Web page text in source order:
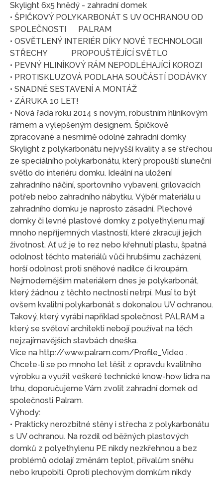
Skylight 6x5 hnědý - zahradní domek
• ŠPIČKOVÝ POLYKARBONÁT S UV OCHRANOU OD
SPOLEČNOSTI PALRAM
• OSVĚTLENÝ INTERIÉR DÍKY NOVÉ TECHNOLOGII
STŘECHY PROPOUŠTĚJÍCÍ SVĚTLO
• PEVNÝ HLINÍKOVÝ RÁM NEPODLÉHAJÍCÍ KOROZI
• PROTISKLUZOVÁ PODLAHA SOUČÁSTÍ DODÁVKY
• SNADNÉ SESTAVENÍ A MONTÁŽ
• ZÁRUKA 10 LET!
• Nová řada roku 2014 s novým, robustním hliníkovým
rámem a vylepšeným designem. Špičkově
zpracované a nesmírně odolné zahradní domky
Skylight z polykarbonátu nejvyšší kvality a se střechou
ze speciálního polykarbonátu, který propouští sluneční
světlo do interiéru domku. Ideální na uložení
zahradního náčiní, sportovního vybavení, grilovacích
potřeb nebo zahradního nábytku. Výběr materiálu u
zahradního domku je naprosto zásadní. Plechové
domky či levné plastové domky z polyethylenu mají
mnoho nepříjemných vlastností, které zkracují jejich
životnost. Ať už je to rez nebo křehnutí plastu, špatná
odolnost těchto materiálů vůči hrubšímu zacházení,
horší odolnost proti sněhové nadílce či kroupám.
Nejmodernějším materiálem dnes je polykarbonát,
který žádnou z těchto nectností netrpí. Musí to být
ovšem kvalitní polykarbonát s dokonalou UV ochranou.
Takový, který vyrábí například společnost PALRAM a
který se světoví architekti nebojí používat na těch
nejzajímavějších stavbách dneška.
Více na http://www.palram.com/Profile_Video .
Chcete-li se po mnoho let těšit z opravdu kvalitního
výrobku a využít veškeré technické know-how lídra na
trhu, doporučujeme Vám zvolit zahradní domek od
společnosti Palram.
Výhody:
• Prakticky nerozbitné stěny i střecha z polykarbonátu
s UV ochranou. Na rozdíl od běžných plastových
domků z polyethylenu PE nikdy nezkřehnou a bez
problémů odolají změnám teplot, přívalům sněhu
nebo krupobití. Oproti plechovým domkům nikdy